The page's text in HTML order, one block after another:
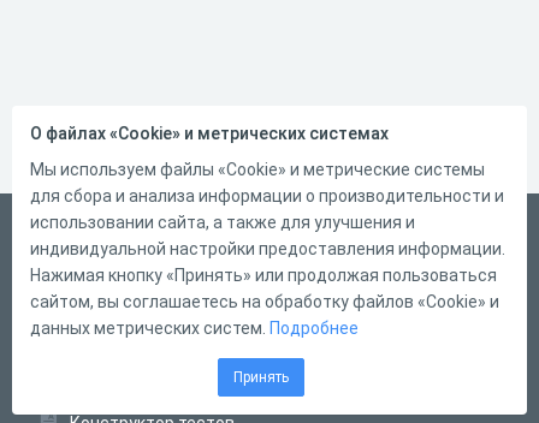
Русский
Справка
Форма обратной связи
О файлах «Cookie» и метрических системах
Мы используем файлы «Cookie» и метрические системы
для сбора и анализа информации о производительности и
использовании сайта, а также для улучшения и
индивидуальной настройки предоставления информации.
Нажимая кнопку «Принять» или продолжая пользоваться
сайтом, вы соглашаетесь на обработку файлов «Cookie» и
данных метрических систем. Подробнее
Принять